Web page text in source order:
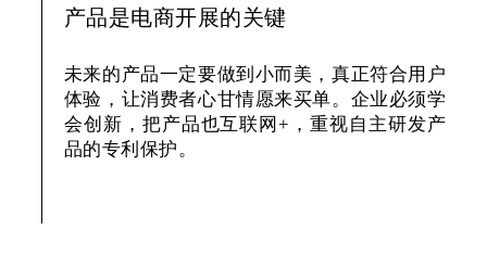
产品是电商开展的关键
未来的产品一定要做到小而美，真正符合用户
体验，让消费者心甘情愿来买单。企业必须学
会创新，把产品也互联网+，重视自主研发产
品的专利保护。